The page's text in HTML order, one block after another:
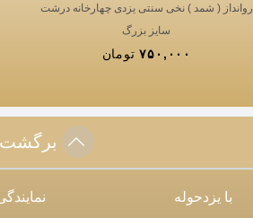
روانداز ( شمد ) نخی سنتی یزدی چهارخانه درشت
سایز بزرگ
۷۵۰,۰۰۰ تومان
برگشت
با یزدحوله